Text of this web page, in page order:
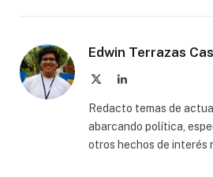
Edwin Terrazas
LinkedIn
Redacto temas de
abarcando política,
otros hechos de interés